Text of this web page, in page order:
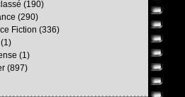
(190)
(290)
Fiction (336)
(1)
(897)